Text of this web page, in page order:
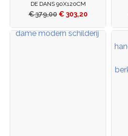
DE DANS 90X120CM
€379,00 € 303,20